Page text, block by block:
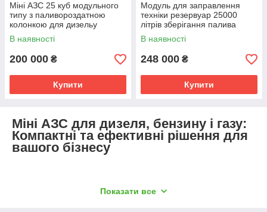
Міні АЗС 25 куб модульного
типу з паливороздатною
колонкою для дизельу
В наявності
200 000 ₴
Купити
Модуль для заправлення
техніки резервуар 25000
літрів зберігання палива
після реставрації
В наявності
248 000 ₴
Купити
Міні АЗС для дизеля, бензину і газу:
Компактні та ефективні рішення для
вашого бізнесу
рішення для заправки дизельним паливом, бензином
Показати все